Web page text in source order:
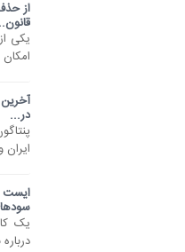
از
یکی
آخرین
در...
ایران
ایست
یک